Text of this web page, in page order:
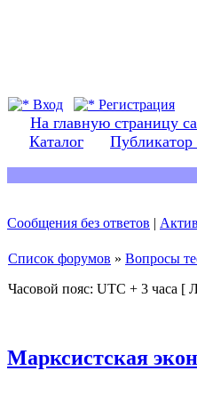
Вход
Регистрация
На главную страницу
Каталог
Сообщения без ответов |
Список форумов » Вопросы
Часовой пояс: UTC + 3 часа [
Марксистская